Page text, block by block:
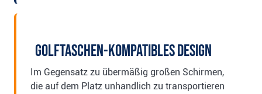
Golftaschen-kompatibles Design
Im Gegensatz zu übermäßig großen Schirmen,
die auf dem Platz unhandlich zu transportieren